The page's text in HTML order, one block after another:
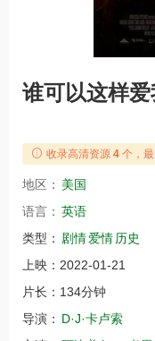
谁可以这样
收录高清资源 4 个，
地区： 美国
语言： 英语
类型： 剧情爱情 历史
上映： 2022-01-21
片长： 134分钟
导演： D·J·卡卢索